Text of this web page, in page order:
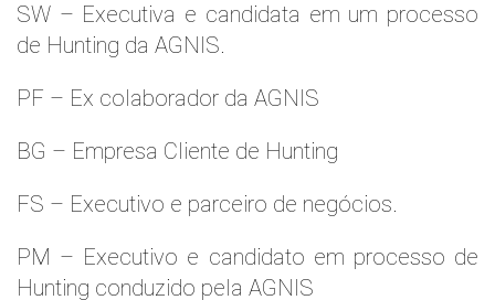
SW – Executiva e candidata em um processo
de Hunting da AGNIS.
PF – Ex colaborador da AGNIS
BG – Empresa Cliente de Hunting
FS – Executivo e parceiro de negócios.
PM – Executivo e candidato em processo de
Hunting conduzido pela AGNIS